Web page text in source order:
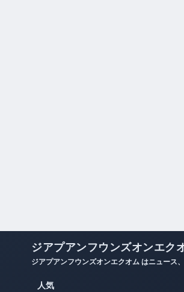
ジアプアンフウンズオンエクオム はニュース
迅速なファクトチェックのために整理された、日